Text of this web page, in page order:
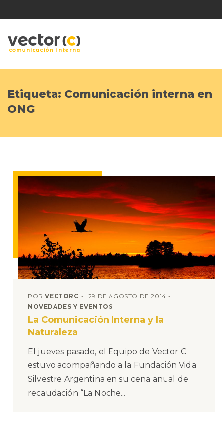
Etiqueta: Comunicación interna en
ONG
PORVECTORC
29 DE AGOSTO DE 2014
NOVEDADES Y EVENTOS
La Comunicación Interna y la
Naturaleza
El jueves pasado, el Equipo de Vector C
estuvo acompañando a la Fundación Vida
Silvestre Argentina en su cena anual de
recaudación “La Noche...